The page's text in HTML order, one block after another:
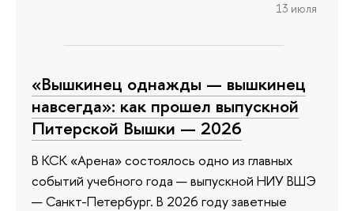
13 июля
«Вышкинец однажды — вышкинец
навсегда»: как прошел выпускной
Питерской Вышки — 2026
В КСК «Арена» состоялось одно из главных
событий учебного года — выпускной НИУ ВШЭ
— Санкт-Петербург. В 2026 году заветные